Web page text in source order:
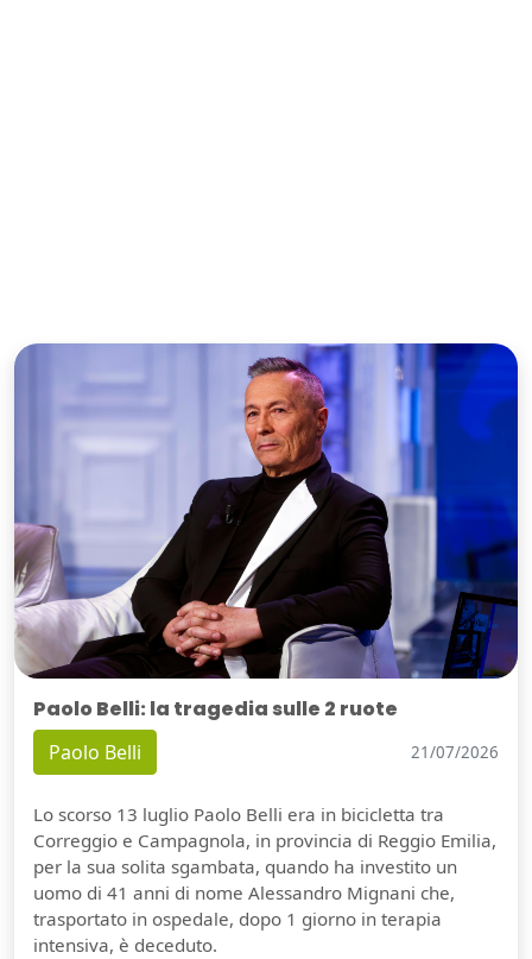
Paolo Belli: la tragedia sulle 2 ruote
Paolo Belli 21/07/2026
Lo scorso 13 luglio Paolo Belli era in bicicletta tra
Correggio e Campagnola, in provincia di Reggio Emilia,
per la sua solita sgambata, quando ha investito un
uomo di 41 anni di nome Alessandro Mignani che,
trasportato in ospedale, dopo 1 giorno in terapia
intensiva, è deceduto.